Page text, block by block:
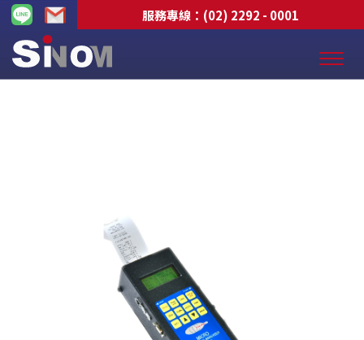
服務專線： (02) 2292 - 0001